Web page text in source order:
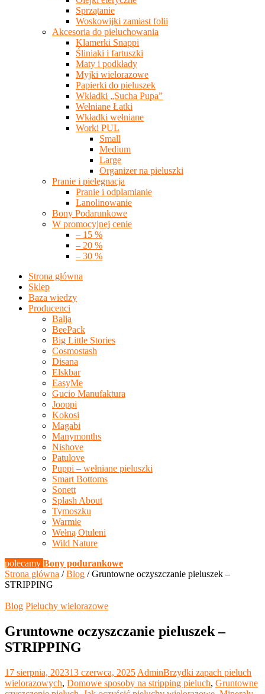
Sprzątanie
Woskowijki zamiast folii
Akcesoria do pieluchowania
Klamerki Snappi
Śliniaki i fartuszki
Maty i podkłady
Myjki wielorazowe
Papierki do pieluszek
Wkładki „Sucha Pupa”
Wełniane Łatki
Wkładki wełniane
Worki PUL
Small
Medium
Large
Organizer na pieluszki
Pranie i pielęgnacja
Pranie i odplamianie
Lanolinowanie
Bony Podarunkowe
W promocyjnej cenie
– 15 %
– 20 %
– 30 %
Strona główna
Sklep
Baza wiedzy
Producenci
Balja
BeePack
Big Little Stories
Cosmostash
Disana
Elskbar
EasyMe
Gucio Manufaktura
Jooppi
Kokosi
Magabi
Manymonths
Nishove
Patulove
Puppi – wełniane pieluszki
Smart Bottoms
Sonett
Splash About
Tymoszku
Warmie
Wełną Otuleni
Wild Nature
polecamy Bony podurankowe
Strona główna /Blog / Gruntowne oczyszczanie pieluszek –
STRIPPING
Blog Pieluchy wielorazowe
Gruntowne oczyszczanie pieluszek –
STRIPPING
17 sierpnia, 202313 czerwca, 2025 AdminBrzydki zapach pieluch
wielorazowych, Domowe sposoby na stripping pieluch, Gruntowne